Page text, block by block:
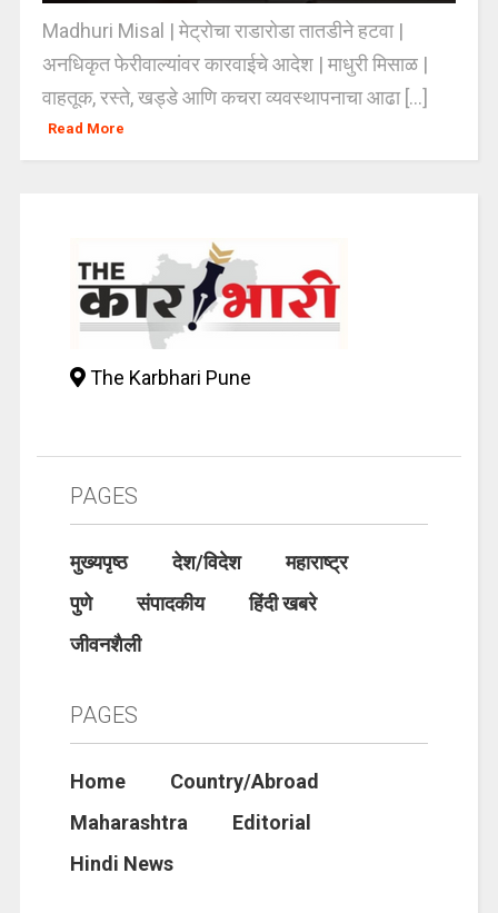
Madhuri Misal | मेट्रोचा राडारोडा तातडीने हटवा |
अनधिकृत फेरीवाल्यांवर कारवाईचे आदेश | माधुरी मिसाळ |
वाहतूक, रस्ते, खड्डे आणि कचरा व्यवस्थापनाचा आढा [...]
Read More
The Karbhari Pune
PAGES
मुख्यपृष्ठ देश/विदेश
महाराष्ट्र
पुणे
संपादकीय
हिंदी खबरे
जीवनशैली
PAGES
Home
Country/Abroad
Maharashtra
Editorial
Hindi News